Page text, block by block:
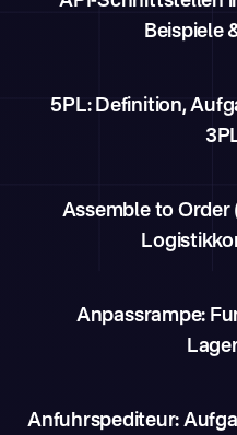
Beispiele
5PL: Definition,
Assemble to Order
Anpassrampe:
Anfuhrspediteur: